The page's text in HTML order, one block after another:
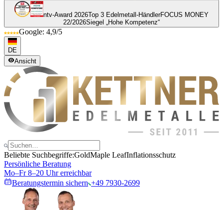
ntv-Award 2026Top 3 Edelmetall-HändlerFOCUS MONEY
22/2026Siegel „Hohe Kompetenz“
Google: 4,9/5
DE
Ansicht
Beliebte Suchbegriffe:GoldMaple LeafInflationsschutz
Persönliche Beratung
Mo–Fr 8–20 Uhr erreichbar
Beratungstermin sichern +49 7930-2699